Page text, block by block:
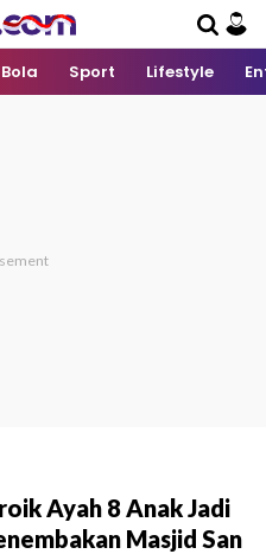
Bola Sport Lifestyle
Ayah 8 Anak Jadi
Masjid San